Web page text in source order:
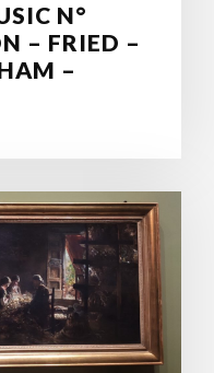
N°
– FRIED –
–